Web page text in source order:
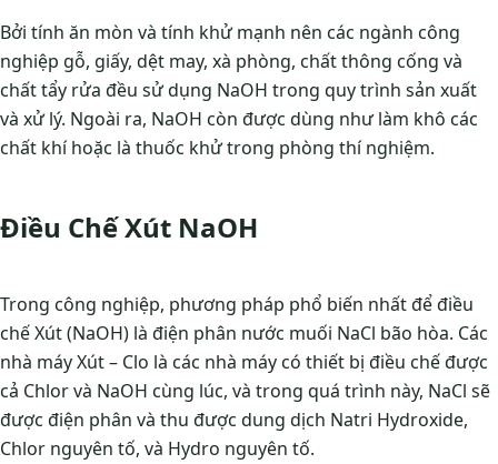
Bởi tính ăn mòn và tính khử mạnh nên các ngành công
nghiệp gỗ, giấy, dệt may, xà phòng, chất thông cống và
chất tẩy rửa đều sử dụng NaOH trong quy trình sản xuất
và xử lý. Ngoài ra, NaOH còn được dùng như làm khô các
chất khí hoặc là thuốc khử trong phòng thí nghiệm.
Điều Chế Xút NaOH
Trong công nghiệp, phương pháp phổ biến nhất để điều
chế Xút (NaOH) là điện phân nước muối NaCl bão hòa. Các
nhà máy Xút – Clo là các nhà máy có thiết bị điều chế được
cả Chlor và NaOH cùng lúc, và trong quá trình này, NaCl sẽ
được điện phân và thu được dung dịch Natri Hydroxide,
Chlor nguyên tố, và Hydro nguyên tố.